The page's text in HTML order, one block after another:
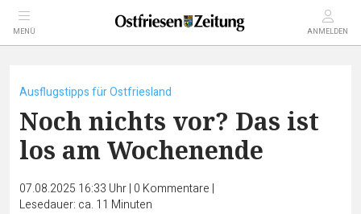
MENÜ ANMELDEN
Ausflugstipps für Ostfriesland
Noch nichts vor? Das ist
los am Wochenende
07.08.2025 16:33 Uhr| 0 Kommentare |
Lesedauer: ca. 11 Minuten